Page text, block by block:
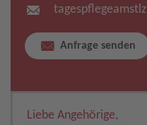
tagespflegeamstlz​
Anfrage senden
Liebe Angehörige,